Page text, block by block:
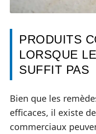
PRODUITS
LORSQUE
SUFFIT PAS
Bien que les
efficaces, il existe
commerciaux